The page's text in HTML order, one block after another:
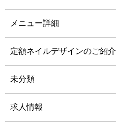
メニュー詳細
定額ネイルデザインのご紹介
未分類
求人情報